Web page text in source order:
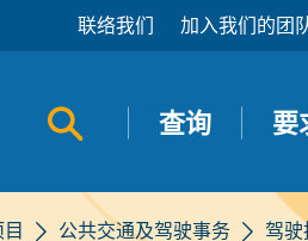
联络我们 加入我们的团
开启搜寻面板
查询 要
公共交通及驾驶事务 驾驶